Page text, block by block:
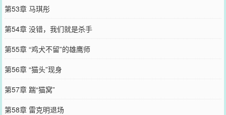
第53章 马琪彤
第54章 没错，我们就是杀手
第55章 “鸡犬不留”的雄鹰师
第56章 “猫头”现身
第57章 踹“猫窝”
第58章 雷克明退场